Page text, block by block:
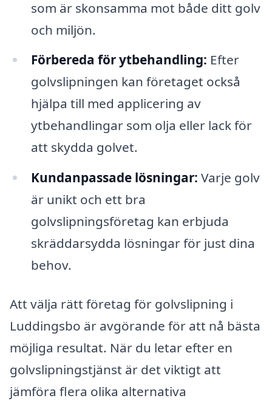
som är skonsamma mot både ditt golv
och miljön.
Förbereda för ytbehandling: Efter
golvslipningen kan företaget också
hjälpa till med applicering av
ytbehandlingar som olja eller lack för
att skydda golvet.
Kundanpassade lösningar: Varje golv
är unikt och ett bra
golvslipningsföretag kan erbjuda
skräddarsydda lösningar för just dina
behov.
Att välja rätt företag för golvslipning i
Luddingsbo är avgörande för att nå bästa
möjliga resultat. När du letar efter en
golvslipningstjänst är det viktigt att
jämföra flera olika alternativa